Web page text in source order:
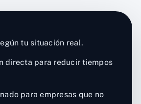
tu situación real.
directa para reducir tiempos
para empresas que no